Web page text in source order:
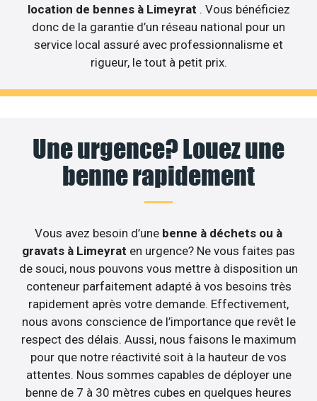
location de bennes à Limeyrat . Vous bénéficiez
donc de la garantie d’un réseau national pour un
service local assuré avec professionnalisme et
rigueur, le tout à petit prix.
Une urgence? Louez une
benne rapidement
Vous avez besoin d’une benne à déchets ou à
gravats à Limeyrat en urgence? Ne vous faites pas
de souci, nous pouvons vous mettre à disposition un
conteneur parfaitement adapté à vos besoins très
rapidement après votre demande. Effectivement,
nous avons conscience de l’importance que revêt le
respect des délais. Aussi, nous faisons le maximum
pour que notre réactivité soit à la hauteur de vos
attentes. Nous sommes capables de déployer une
benne de 7 à 30 mètres cubes en quelques heures